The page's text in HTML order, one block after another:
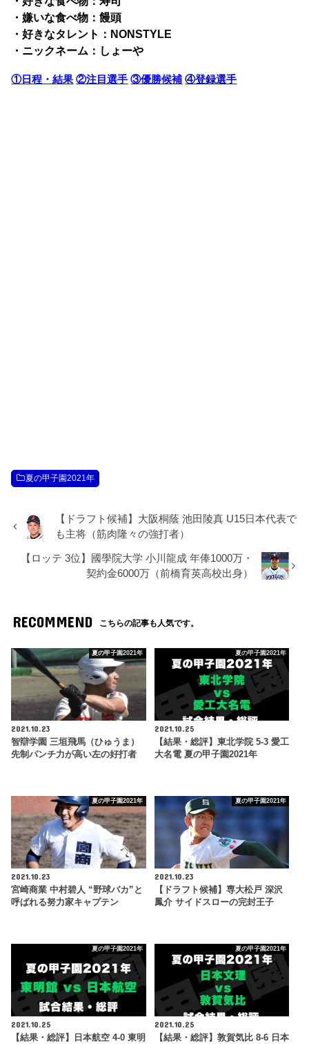
・嫌いな食べ物：饅頭
・好きなタレント：NONSTYLE
・ニックネーム：しょーや
①日程・結果 ②注目選手 ③優勝候補 ④登録選手
夏の甲子園2021年
【ドラフト候補】大阪桐蔭 池田陵真 U15日本代表で
も主将（筋肉隆々の強打者）
【ロッテ 3位】國學院大学 小川龍成 年俸1000万・
契約金6000万（前橋育英高校出身）
RECOMMEND こちらの記事も人気です。
夏の甲子園2021年
2021.10.23
智辯学園 三垣飛馬（ひゅうま）
先制パンチ力が高い左の好打者
夏の甲子園2021年
2021.10.25
【結果・総評】東北学院 5-3 愛工
大名電 夏の甲子園2021年
夏の甲子園2021年
2021.10.23
宮崎商業 中村碧人 “野球バカ”と
呼ばれる努力家キャプテン
夏の甲子園2021年
2021.10.23
【ドラフト候補】専大松戸 深沢
鳳介 サイドスローの完封王子
夏の甲子園2021年
2021.10.25
【結果・総評】日本航空 4-0 東明
夏の甲子園2021年
2021.10.25
【結果・総評】敦賀気比 8-6 日本